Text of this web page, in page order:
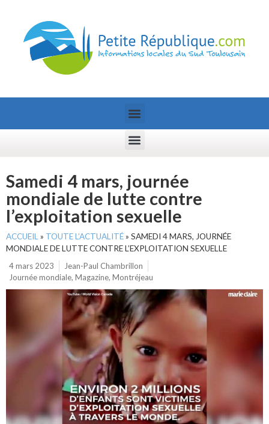
Samedi 4 mars, journée
mondiale de lutte contre
l’exploitation sexuelle
ACCUEIL » TOUTE L’ACTUALITÉ» SAMEDI 4 MARS, JOURNÉE
MONDIALE DE LUTTE CONTRE L’EXPLOITATION SEXUELLE
4 mars 2023
Jean-Paul Chambrillon
Journée mondiale, Magazine, Montréjeau